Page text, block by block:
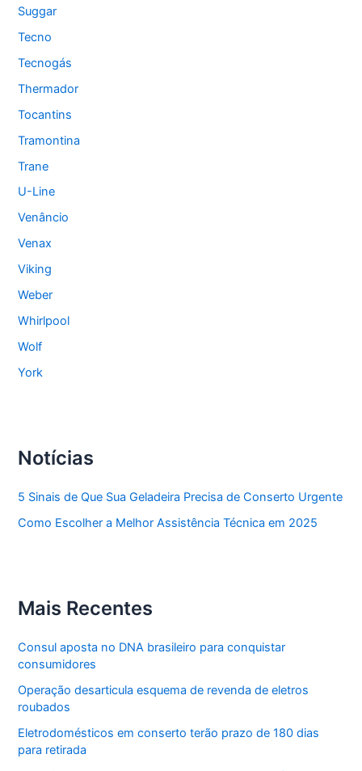
Suggar
Tecno
Tecnogás
Thermador
Tocantins
Tramontina
Trane
U-Line
Venâncio
Venax
Viking
Weber
Whirlpool
Wolf
York
Notícias
5 Sinais de Que Sua Geladeira Precisa de Conserto Urgente
Como Escolher a Melhor Assistência Técnica em 2025
Mais Recentes
Consul aposta no DNA brasileiro para conquistar
consumidores
Operação desarticula esquema de revenda de eletros
roubados
Eletrodomésticos em conserto terão prazo de 180 dias
para retirada